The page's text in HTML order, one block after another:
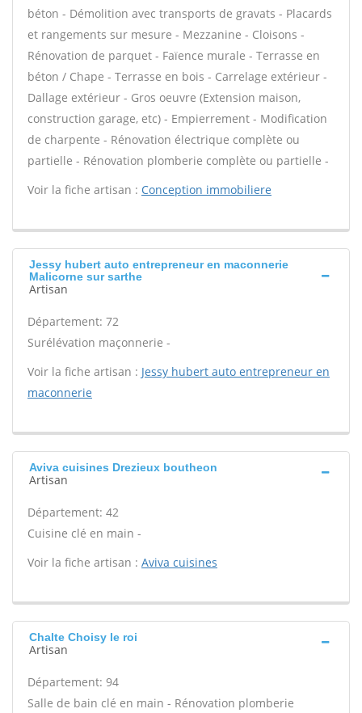
béton - Démolition avec transports de gravats - Placards
et rangements sur mesure - Mezzanine - Cloisons -
Rénovation de parquet - Faïence murale - Terrasse en
béton / Chape - Terrasse en bois - Carrelage extérieur -
Dallage extérieur - Gros oeuvre (Extension maison,
construction garage, etc) - Empierrement - Modification
de charpente - Rénovation électrique complète ou
partielle - Rénovation plomberie complète ou partielle -
Voir la fiche artisan : Conception immobiliere
Jessy hubert auto entrepreneur en maconnerie
Malicorne sur sarthe
Artisan
Département: 72
Surélévation maçonnerie -
Voir la fiche artisan : Jessy hubert auto entrepreneur en
maconnerie
Aviva cuisines Drezieux boutheon
Artisan
Département: 42
Cuisine clé en main -
Voir la fiche artisan : Aviva cuisines
Chalte Choisy le roi
Artisan
Département: 94
Salle de bain clé en main - Rénovation plomberie